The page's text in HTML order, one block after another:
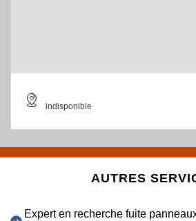
indisponible
AUTRES
Expert en recherche fuite